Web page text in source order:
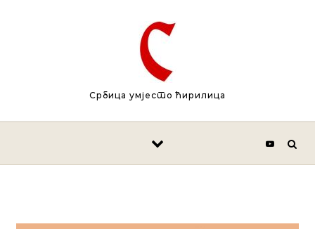
Србица умјесто ћирилица